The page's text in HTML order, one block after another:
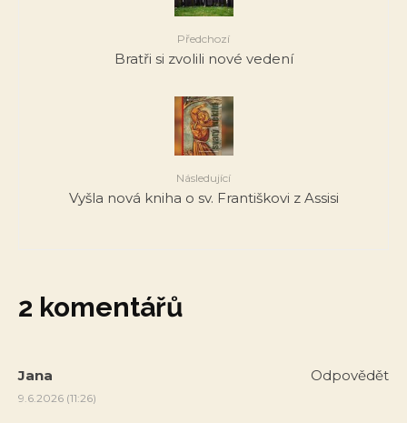
Předchozí
Bratři si zvolili nové vedení
Následující
Vyšla nová kniha o sv. Františkovi z Assisi
2 komentářů
Jana
9.6.2026 (11:26)
Odpovědět